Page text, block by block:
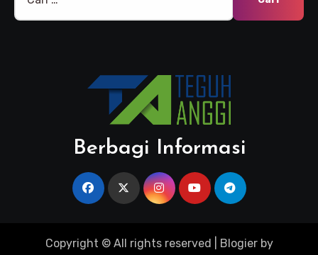
untuk:
Berbagi Informasi
Copyright © All rights reserved Blogierby